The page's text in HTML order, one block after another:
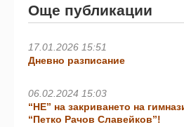
Още публикации
17.01.2026 15:51
Дневно разписание
06.02.2024 15:03
“НЕ” на закриването на
“Петко Рачов Славейков”!